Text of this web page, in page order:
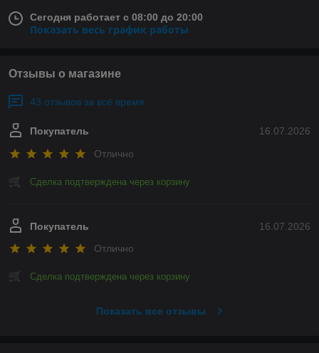
Сегодня работает с 08:00 до 20:00
Показать весь график работы
Отзывы о магазине
43 отзывов за всё время
16.07.2026
Покупатель
Отлично
Сделка подтверждена через корзину
16.07.2026
Покупатель
Отлично
Сделка подтверждена через корзину
Показать все отзывы